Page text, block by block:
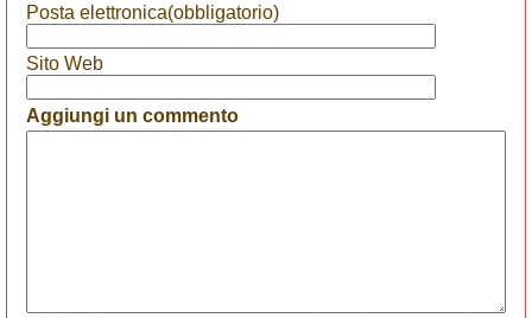
Posta elettronica(obbligatorio)
Sito Web
Aggiungi un commento